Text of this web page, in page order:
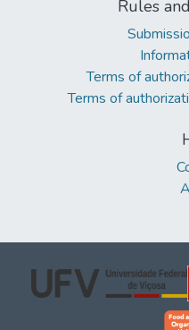
Rules
Terms of
Terms of